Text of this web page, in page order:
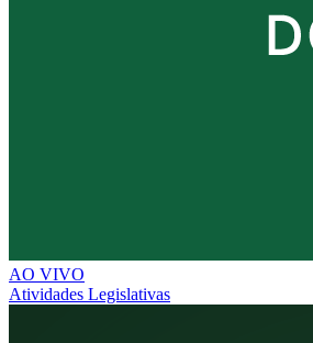
AO VIVO
Atividades Legislativas